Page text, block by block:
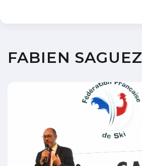
FABIEN SAGUEZ